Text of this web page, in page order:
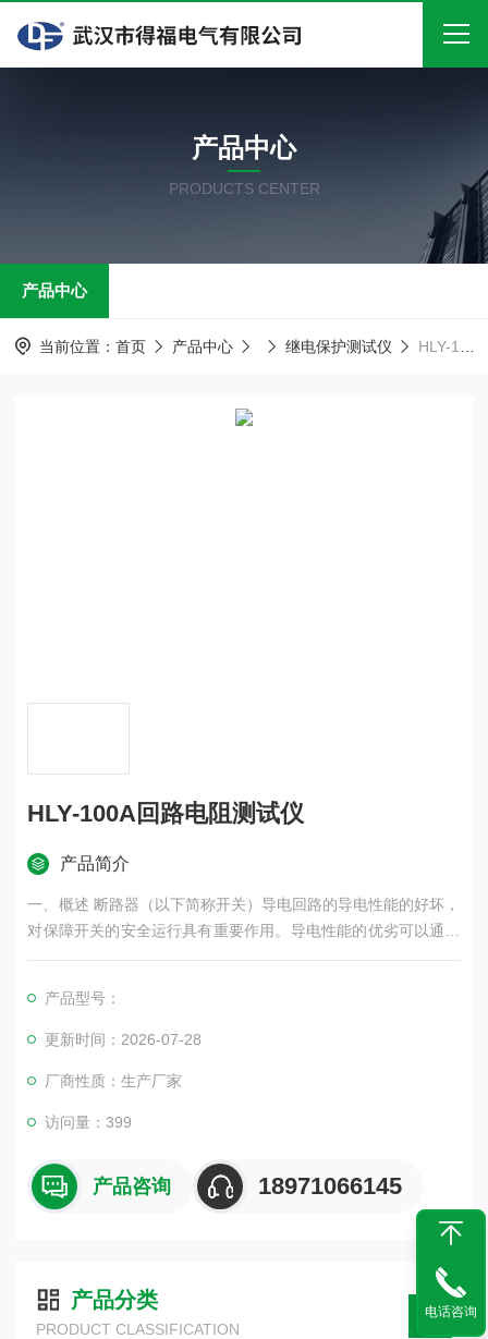
关于我们
产品中心
在线留言
产品中心
PRODUCTS CENTER
产品中心
当前位置： 首页 产品中心 继电保护测试仪 HLY-100A回路电阻测试仪
HLY-100A回路电阻测试仪
产品简介
一、概述 断路器（以下简称开关）导电回路的导电性能的好坏，
对保障开关的安全运行具有重要作用。导电性能的优劣可以通过
导电回路电阻的大小反映出来。因此 IEC标准及制造厂都...
产品型号：
更新时间：2026-07-28
厂商性质：生产厂家
访问量：399
产品咨询 18971066145
产品分类
PRODUCT CLASSIFICATION
电话咨询